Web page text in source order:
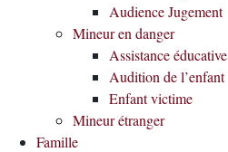
Audience Jugement
Mineur en danger
Assistance éducative
Audition de l’enfant
Enfant victime
Mineur étranger
Famille